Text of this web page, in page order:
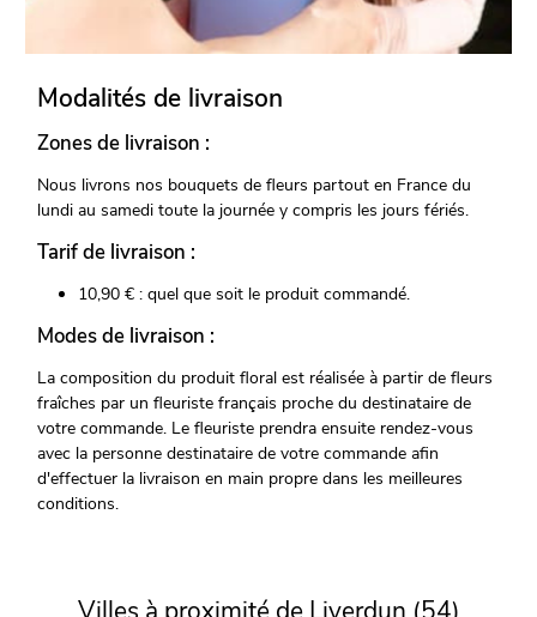
Modalités de livraison
Zones de livraison :
Nous livrons nos bouquets de fleurs partout en France du
lundi au samedi toute la journée y compris les jours fériés.
Tarif de livraison :
10,90 € : quel que soit le produit commandé.
Modes de livraison :
La composition du produit floral est réalisée à partir de fleurs
fraîches par un fleuriste français proche du destinataire de
votre commande. Le fleuriste prendra ensuite rendez-vous
avec la personne destinataire de votre commande afin
d'effectuer la livraison en main propre dans les meilleures
conditions.